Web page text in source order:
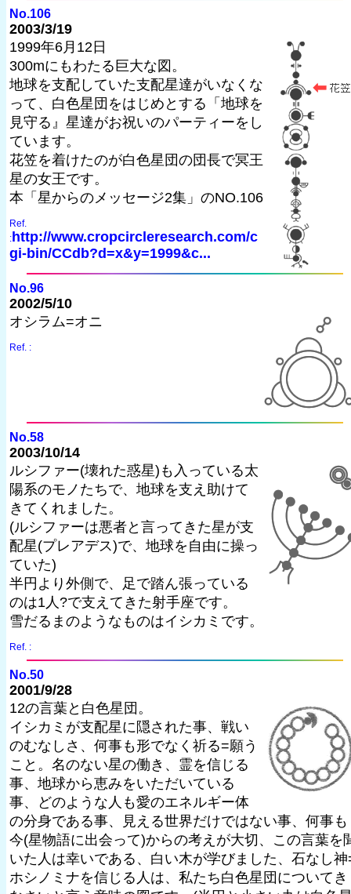
No.106
2003/3/19
1999年6月12日
300mにもわたる巨大な図。
地球を支配していた支配星達がいなくな
って、白色星団をはじめとする「地球を
見守る』星達がお祝いのパーティーをし
ています。
花笠を着けたのが白色星団の団長で冥王
星の女王です。
本「星からのメッセージ2集」のNO.106
Ref.
: http://www.cropcircleresearch.com/c
gi-bin/CCdb?d=x&y=1999&c...
No.96
2002/5/10
オシラム=オニ
Ref. :
No.58
2003/10/14
ルシファー(壊れた惑星)も入っている太
陽系のモノたちで、地球を支え助けて
きてくれました。
(ルシファーは悪者と言ってきた星が支
配星(プレアデス)で、地球を自由に操っ
ていた)
半円より外側で、足で踏ん張っている
のは1人?で支えてきた射手座です。
雪だるまのようなものはイシカミです。
Ref. :
No.50
2001/9/28
12の言葉と白色星団。
イシカミが支配星に隠された事、戦い
のむなしさ、何事も形でなく祈る=願う
こと。名のない星の働き、霊を信じる
事、地球から恵みをいただいている
事、どのような人も愛のエネルギー体
の分身である事、見える世界だけではない事、何事も
今(星物語に出会って)からの考えが大切、この言葉を
いた人は幸いである、白い木が学びました、石なし神
ホシノミナを信じる人は、私たち白色星団についてき